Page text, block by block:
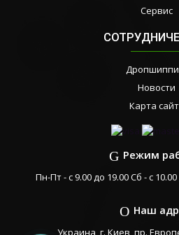
Сервис
Новости
Карта
Режим
Пн-Пт - с 9.00 до 19.00 Сб - с
Наш
Украина, г. Киев, пр.